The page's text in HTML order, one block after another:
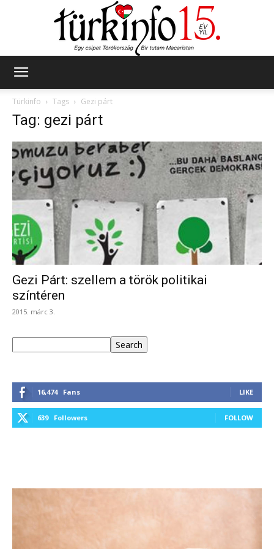
Türkinfo
Tags Gezi párt
Tag: gezi párt
Gezi Párt: szellem a török politikai
színtéren
2015. márc 3.
Search
16,474 Fans LIKE
639 Followers FOLLOW